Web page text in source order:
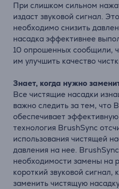
При слишком сильном
издаст звуковой сигнал.
необходимо снизить
насадка эффективнее
10 опрошенных сообщили,
им улучшить качество
Знает, когда нужно
Все чистящие насадки
важно следить за тем, что
обеспечивает
технология BrushSync
использования чистящей
давления на нее.
необходимости замены на
короткий звуковой сигнал,
заменить чистящую